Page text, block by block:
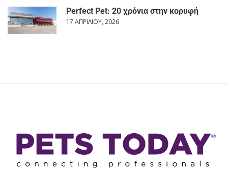
Perfect Pet: 20 χρόνια στην κορυφή
17 ΑΠΡΙΛΊΟΥ, 2026